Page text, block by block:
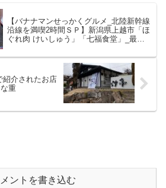
【バナナマンせっかくグルメ_北陸新幹線
沿線を満喫2時間ＳＰ】新潟県上越市「ほ
ぐれ肉 けいしゅう」「七福食堂」_最寄
介されたお店
重
ントを書き込む